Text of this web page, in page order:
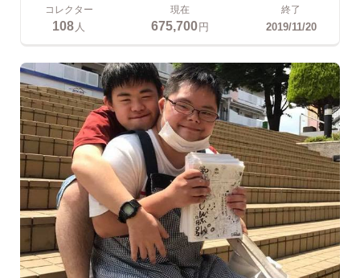
コレクター
108人
現在
675,700円
終了
2019/11/20